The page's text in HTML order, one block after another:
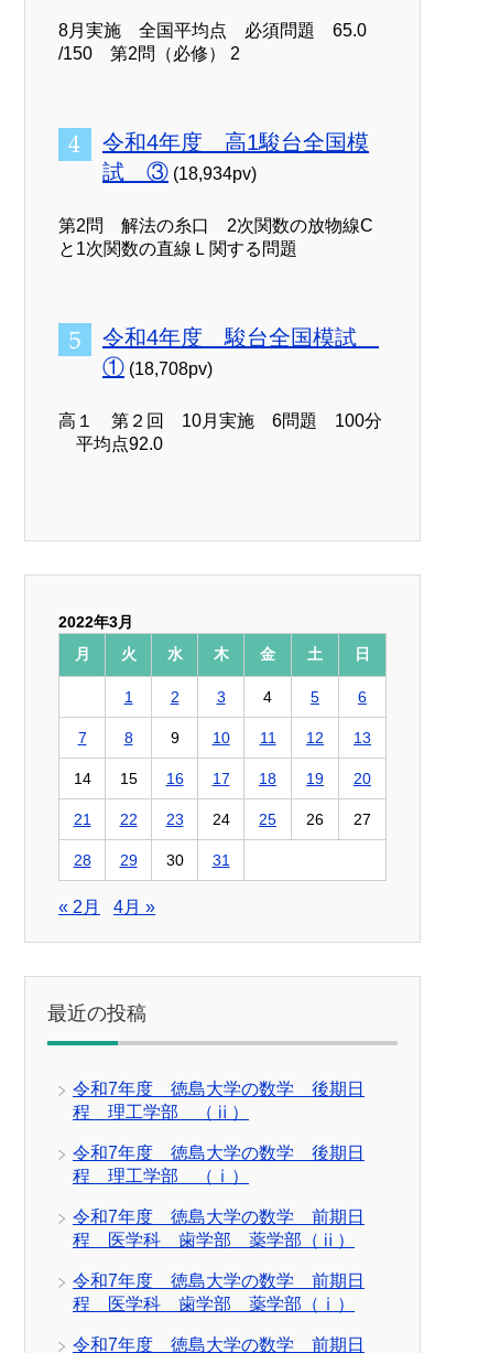
8月実施 全国平均点 必須問題 65.0
/150 第2問（必修） 2
令和4年度 高1駿台全国模
試 ③ (18,934pv)
第2問 解法の糸口 2次関数の放物線C
と1次関数の直線Ｌ関する問題
令和4年度 駿台全国模試
① (18,708pv)
高１ 第２回 10月実施 6問題 100分
平均点92.0
2022年3月
月
火 水 木 金 土 日
1 2 3 4 5 6
7 8 9 10 11 12 13
14 15 16 17 18 19 20
21 22 23 24 25 26 27
28 29 30 31
« 2月 4月 »
最近の投稿
令和7年度 徳島大学の数学 後期日
程 理工学部 （ⅱ）
令和7年度 徳島大学の数学 後期日
程 理工学部 （ⅰ）
令和7年度 徳島大学の数学 前期日
程 医学科 歯学部 薬学部（ⅱ）
令和7年度 徳島大学の数学 前期日
程 医学科 歯学部 薬学部（ⅰ）
令和7年度 徳島大学の数学 前期日